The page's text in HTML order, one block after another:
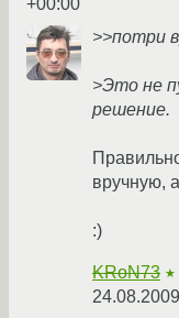
>>потри
>Это не
решение.
вручную,
:)
KRoN73